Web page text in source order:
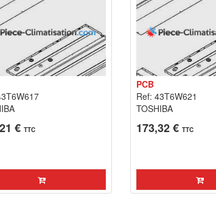
€ TTC
PCB
Ref: 43T6W621
TOSHIBA
173,32 € TTC